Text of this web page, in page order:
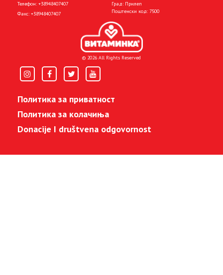
Телефон: +38948407407
Факс: +38948407407
Град: Прилеп
Поштенски код: 7500
© 2026 All Rights Reserved
Политика за приватност
Политика за колачиња
Donacije I društvena odgovornost